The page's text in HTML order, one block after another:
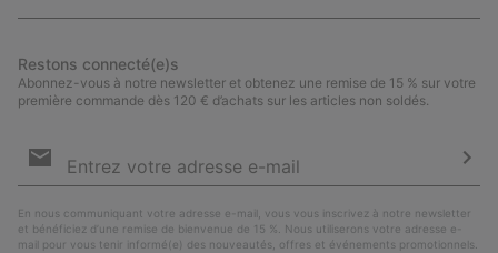
Restons connecté(e)s
Abonnez-vous à notre newsletter et obtenez une remise de 15 % sur votre
première commande dès 120 € d’achats sur les articles non soldés.
par
En nous communiquant votre adresse e-mail, vous vous inscrivez à notre newsletter
et bénéficiez d’une remise de bienvenue de 15 %. Nous utiliserons votre adresse e-
mail pour vous tenir informé(e) des nouveautés, offres et événements promotionnels.